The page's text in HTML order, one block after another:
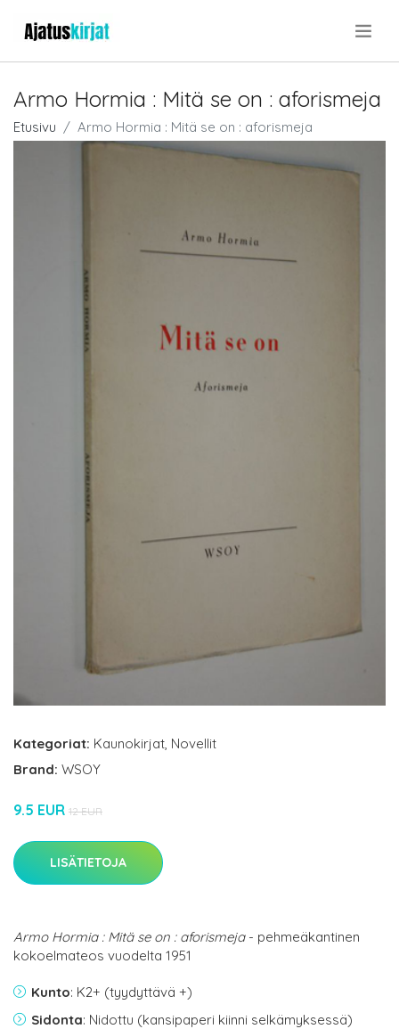
Armo Hormia : Mitä se on : aforismeja
Etusivu Armo Hormia : Mitä se on : aforismeja
Kategoriat: Kaunokirjat, Novellit
Brand: WSOY
9.5 EUR 12 EUR
LISÄTIETOJA
Armo Hormia : Mitä se on : aforismeja- pehmeäkantinen
kokoelmateos vuodelta 1951
Kunto: K2+ (tyydyttävä +)
Sidonta: Nidottu (kansipaperi kiinni selkämyksessä)